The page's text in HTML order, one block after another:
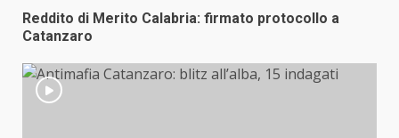
Reddito di Merito Calabria: firmato protocollo a
Catanzaro